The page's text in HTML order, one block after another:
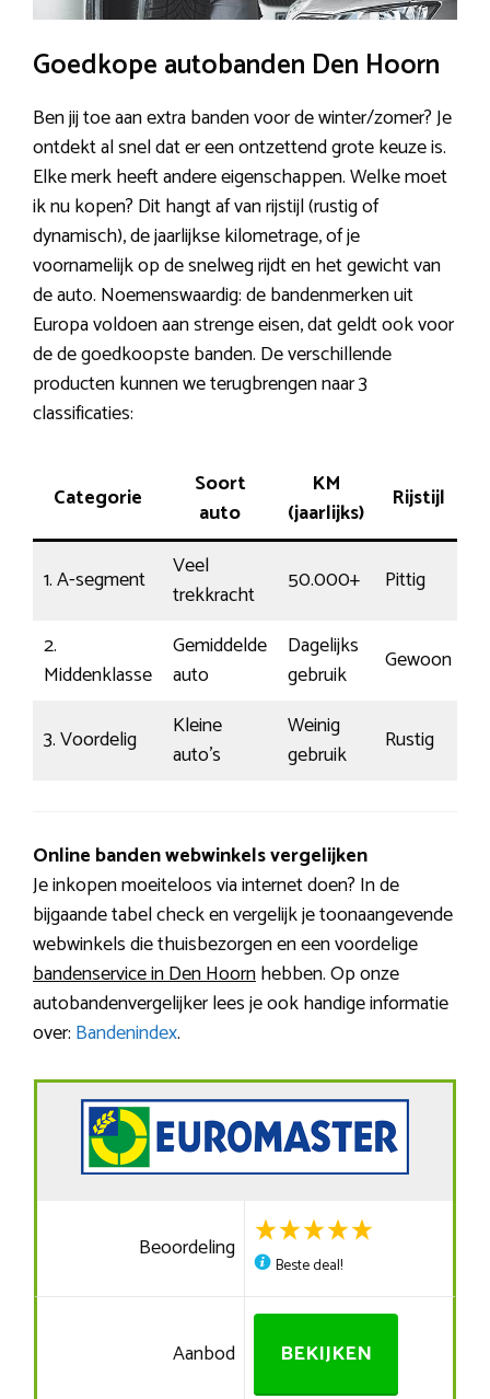
Goedkope autobanden Den Hoorn
Ben jij toe aan extra banden voor de winter/zomer? Je
ontdekt al snel dat er een ontzettend grote keuze is.
Elke merk heeft andere eigenschappen. Welke moet
ik nu kopen? Dit hangt af van rijstijl (rustig of
dynamisch), de jaarlijkse kilometrage, of je
voornamelijk op de snelweg rijdt en het gewicht van
de auto. Noemenswaardig: de bandenmerken uit
Europa voldoen aan strenge eisen, dat geldt ook voor
de de goedkoopste banden. De verschillende
producten kunnen we terugbrengen naar 3
classificaties:
Categorie
Soort
auto
KM
(jaarlijks)
Rijstijl
1. A-segment
Veel
trekkracht
50.000+ Pittig
2.
Middenklasse
Gemiddelde
auto
Dagelijks
gebruik
Gewoon
3. Voordelig
Kleine
auto’s
Weinig
gebruik
Rustig
Online banden webwinkels vergelijken
Je inkopen moeiteloos via internet doen? In de
bijgaande tabel check en vergelijk je toonaangevende
webwinkels die thuisbezorgen en een voordelige
bandenservice in Den Hoornhebben. Op onze
autobandenvergelijker lees je ook handige informatie
over: Bandenindex.
Beoordeling
Beste deal!
Aanbod BEKIJKEN